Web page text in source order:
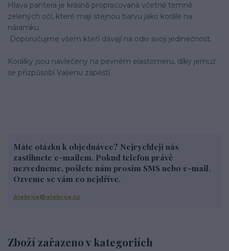
Hlava pantera je krásně propracovaná včetně temně
zelených očí, které mají stejnou barvu jako korále na
náramku.
Doporučujme všem kteří dávají na odiv svoji jedinečnost.
Korálky jsou navlečeny na pevném elastomeru, díky jemuž
se přizpůsobí Vašenu zápěstí.
Zboží zařazeno v kategoriích
Máte otázku k objednávce? Nejrychleji nás
zastihnete e-mailem. Pokud telefon právě
nezvedneme, pošlete nám prosím SMS nebo e-mail.
Ozveme se vám co nejdříve.
Alebrije@alebrije.cz